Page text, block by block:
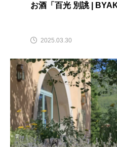
お酒「百光 別誂 |
2025.03.30